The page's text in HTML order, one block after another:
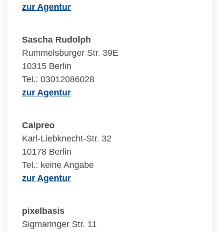
zur Agentur
Sascha Rudolph
Rummelsburger Str. 39E
10315 Berlin
Tel.: 03012086028
zur Agentur
Calpreo
Karl-Liebknecht-Str. 32
10178 Berlin
Tel.: keine Angabe
zur Agentur
pixelbasis
Sigmaringer Str. 11